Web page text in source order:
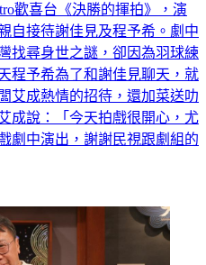
歡喜台《決勝的揮拍》，演
自接待謝佳見及程予希。劇中
找尋身世之謎，卻因為羽球練
程予希為了和謝佳見聊天，就
艾成熱情的招待，還加菜送叻
成說：「今天拍戲很開心，尤
劇中演出，謝謝民視跟劇組的